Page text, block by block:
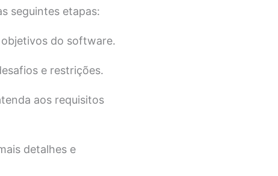
seguintes etapas:
do software.
e restrições.
aos requisitos
detalhes e